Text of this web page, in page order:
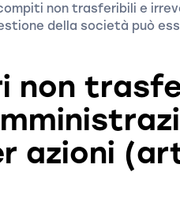
non trasferibili e
della società può
non
azioni